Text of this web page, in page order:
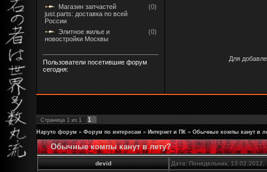
Магазин запчастей
just.parts: доставка по всей
России
(0)
Элитное жилье и
новостройки Москвы
(0)
Пользователи посетившие форум
сегодня:
Для
Страница 1 из 1 1
Наруто форум » Форум по интересам » Интернет и ПК » Обычные компы канут в
Обычные компы канут в лету?
devid Дата: Понедельник,